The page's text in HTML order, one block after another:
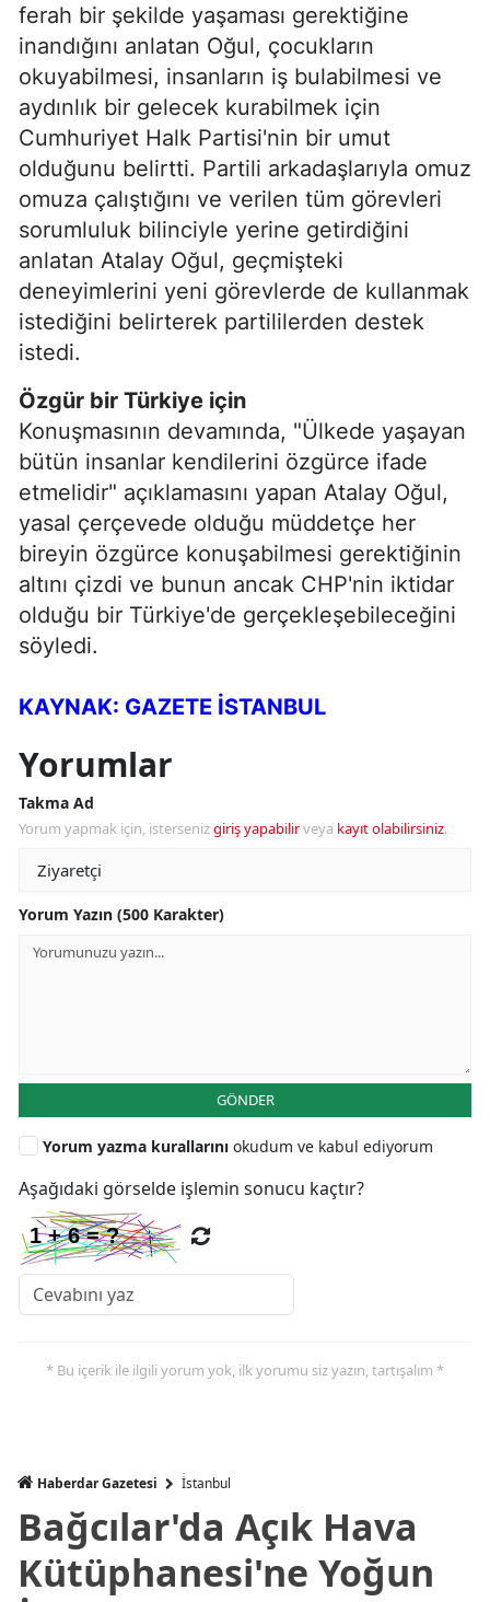
ferah bir şekilde yaşaması gerektiğine
inandığını anlatan Oğul, çocukların
okuyabilmesi, insanların iş bulabilmesi ve
aydınlık bir gelecek kurabilmek için
Cumhuriyet Halk Partisi'nin bir umut
olduğunu belirtti. Partili arkadaşlarıyla omuz
omuza çalıştığını ve verilen tüm görevleri
sorumluluk bilinciyle yerine getirdiğini
anlatan Atalay Oğul, geçmişteki
deneyimlerini yeni görevlerde de kullanmak
istediğini belirterek partililerden destek
istedi.
Özgür bir Türkiye için
Konuşmasının devamında, "Ülkede yaşayan
bütün insanlar kendilerini özgürce ifade
etmelidir" açıklamasını yapan Atalay Oğul,
yasal çerçevede olduğu müddetçe her
bireyin özgürce konuşabilmesi gerektiğinin
altını çizdi ve bunun ancak CHP'nin iktidar
olduğu bir Türkiye'de gerçekleşebileceğini
söyledi.
KAYNAK: GAZETE İSTANBUL
Yorumlar
Takma Ad
Yorum yapmak için, istersenizgiriş yapabilirveya kayıt olabilirsiniz.
Yorum Yazın (500 Karakter)
GÖNDER
Yorum yazma kurallarını okudum ve kabul ediyorum
Aşağıdaki görselde işlemin sonucu kaçtır?
* Bu içerik ile ilgili yorum yok, ilk yorumu siz yazın, tartışalım *
Haberdar Gazetesi İ̇stanbul
Bağcılar'da Açık Hava
Kütüphanesi'ne Yoğun